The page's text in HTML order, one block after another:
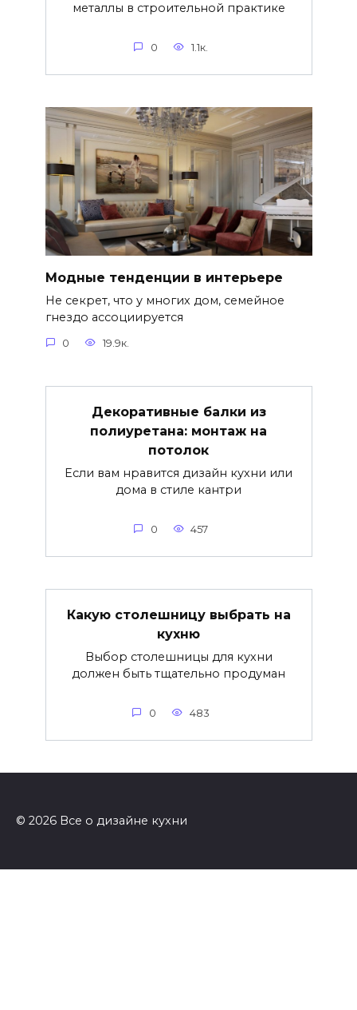
металлы в строительной практике
0 1.1к.
Модные тенденции в интерьере
Не секрет, что у многих дом, семейное
гнездо ассоциируется
0 19.9к.
Декоративные балки из
полиуретана: монтаж на
потолок
Если вам нравится дизайн кухни или
дома в стиле кантри
0 457
Какую столешницу выбрать на
кухню
Выбор столешницы для кухни
должен быть тщательно продуман
0 483
© 2026 Все о дизайне кухни